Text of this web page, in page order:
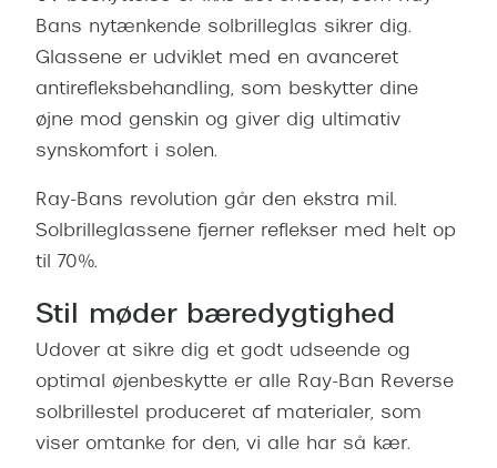
Bans nytænkende solbrilleglas sikrer dig.
Glassene er udviklet med en avanceret
antirefleksbehandling, som beskytter dine
øjne mod genskin og giver dig ultimativ
synskomfort i solen.
Ray-Bans revolution går den ekstra mil.
Solbrilleglassene fjerner reflekser med helt op
til 70%.
Stil møder bæredygtighed
Udover at sikre dig et godt udseende og
optimal øjenbeskytte er alle Ray-Ban Reverse
solbrillestel produceret af materialer, som
viser omtanke for den, vi alle har så kær.